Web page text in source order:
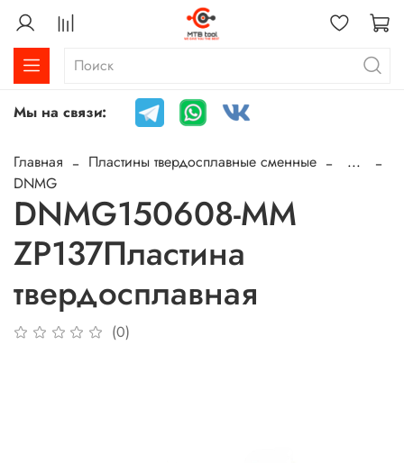
Мы на связи:
Главная Пластины твердосплавные сменные
...
DNMG
DNMG150608-MM
ZP137Пластина
твердосплавная
(0)